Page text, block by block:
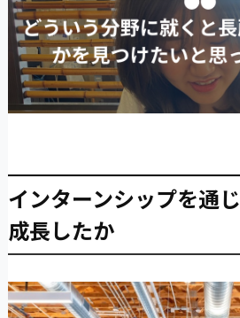
インターンシップを通
成長したか